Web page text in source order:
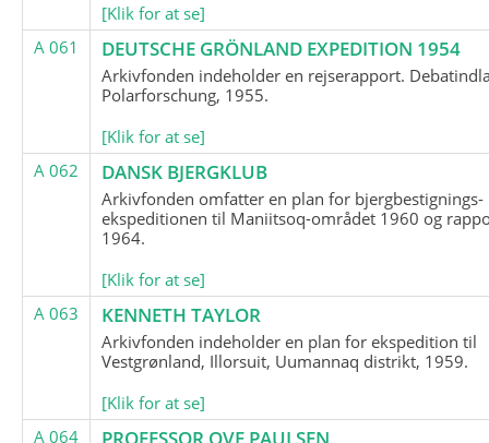
[Klik for at se]
A 061
DEUTSCHE GRÖNLAND EXPEDITION 1954
Arkivfonden indeholder en rejserapport.
Polarforschung, 1955.
[Klik for at se]
A 062
DANSK BJERGKLUB
Arkivfonden omfatter en plan for bjergbestignings-
ekspeditionen til Maniitsoq-området 1960 og
1964.
[Klik for at se]
A 063
KENNETH TAYLOR
Arkivfonden indeholder en plan for ekspedition til
Vestgrønland, Illorsuit, Uumannaq distrikt, 1959.
[Klik for at se]
A 064
PROFESSOR OVE PAULSEN